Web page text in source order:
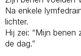
Na enkele
lichter.
Hij zei: “Mijn benen
de dag.”